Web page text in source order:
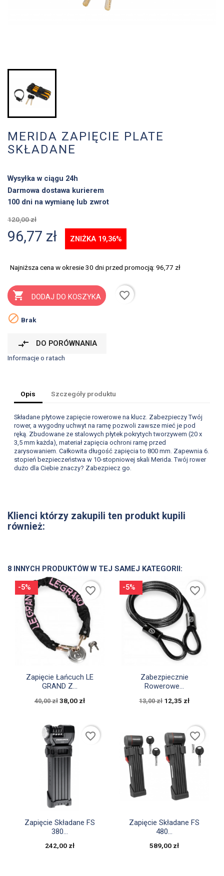
MERIDA ZAPIĘCIE PLATE
SKŁADANE
Wysyłka w ciągu 24h
Darmowa dostawa kurierem
100 dni na wymianę lub zwrot
120,00 zł
96,77 zł ZNIŻKA 19,36%
Najniższa cena w okresie 30 dni przed promocją: 96,77 zł
 DODAJ DO KOSZYKA
favorite_border
 Brak
compare_arrows DO PORÓWNANIA
Informacje o ratach
Opis Szczegóły produktu
Składane płytowe zapięcie rowerowe na klucz. Zabezpieczy Twój
rower, a wygodny uchwyt na ramę pozwoli zawsze mieć je pod
ręką. Zbudowane ze stalowych płytek pokrytych tworzywem (20 x
3,5 mm każda), materiał zapięcia ochroni ramę przed
zarysowaniem. Całkowita długość zapięcia to 800 mm. Zapewnia 6.
stopień bezpieczeństwa w 10-stopniowej skali Merida. Twój rower
dużo dla Ciebie znaczy? Zabezpiecz go.
Klienci którzy zakupili ten produkt kupili
również:
8 INNYCH PRODUKTÓW W TEJ SAMEJ KATEGORII:
Szybki podgląd
Zapięcie Łańcuch LE
GRAND Z...
40,00 zł 38,00 zł
-5% favorite_border
Szybki podgląd
Zabezpiecznie
Rowerowe...
13,00 zł 12,35 zł
-5% favorite_border
Szybki podgląd
Zapięcie Składane FS
380...
242,00 zł
favorite_border
Szybki podgląd
Zapięcie Składane FS
480...
589,00 zł
favorite_border